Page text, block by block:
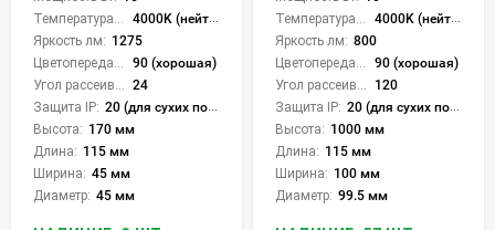
4000K (нейтральный)
Яркость лм: 1275
90 (хорошая)
24
Защита IP: 20 (для сухих пом.)
Высота: 170 мм
Длина: 115 мм
Ширина: 45 мм
Диаметр: 45 мм
4000K (нейтральный)
Яркость лм: 800
90 (хорошая)
120
Защита IP: 20 (для сухих пом.)
Высота: 1000 мм
Длина: 115 мм
Ширина: 100 мм
Диаметр: 99.5 мм